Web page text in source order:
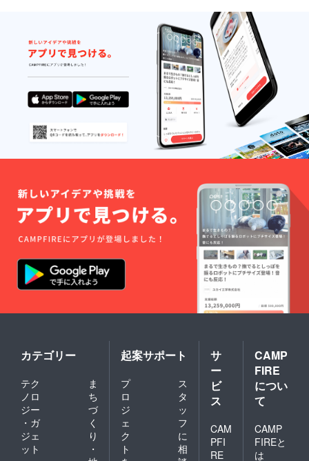
カテゴリー
テク
ノロ
ジー
・ガ
ジェ
ット
ま
ち
づ
く
り
・
起案サポート
プ
ロ
ジ
ェ
ク
ト
ス
タ
ッ
フ
に
相
サ
ー
ビ
ス
CAM
PFI
RE
CAMP
FIRE
につい
て
CAMP
FIREと
は